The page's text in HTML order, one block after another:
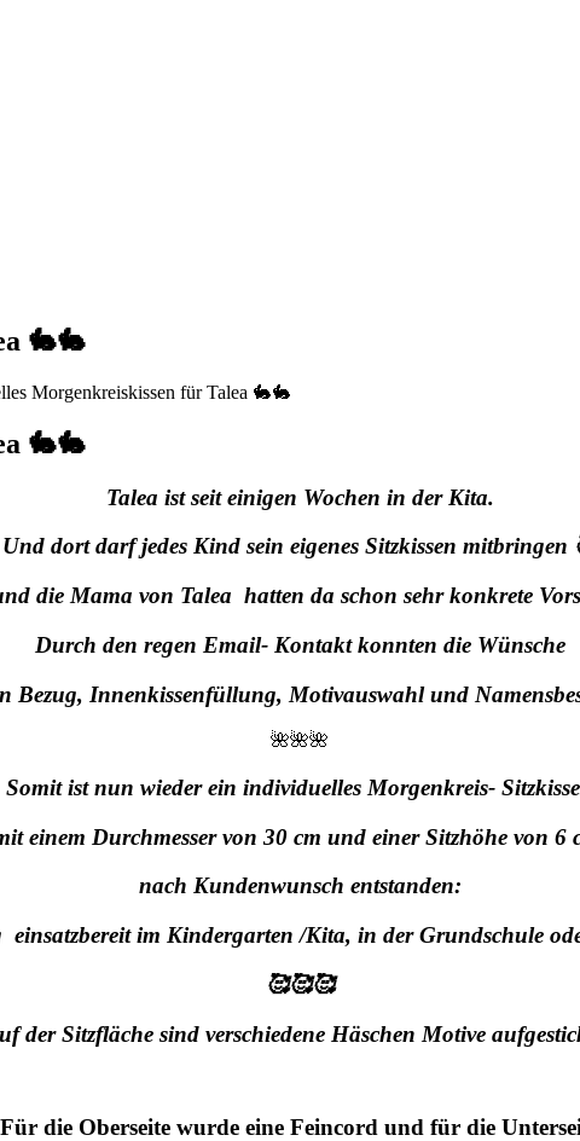
🐇🐇
Morgenkreiskissen für Talea 🐇🐇
🐇🐇
Talea ist seit einigen Wochen in der Kita.
Und dort darf jedes Kind sein eigenes Sitzkissen mitbringen
die Mama von Talea hatten da schon sehr konkrete
Durch den regen Email- Kontakt konnten die Wünsche
Bezug, Innenkissenfüllung, Motivauswahl und
🌺🌺🌺
Somit ist nun wieder ein individuelles Morgenkreis-
einem Durchmesser von 30 cm und einer Sitzhöhe von 6
nach Kundenwunsch entstanden:
einsatzbereit im Kindergarten /Kita, in der Grundschule
🥰🥰🥰
der Sitzfläche sind verschiedene Häschen Motive
Für die Oberseite wurde eine Feincord und für die